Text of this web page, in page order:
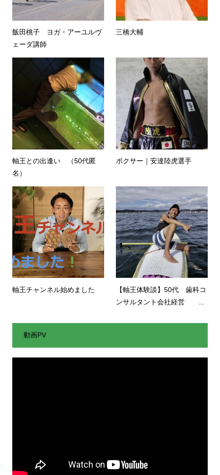
飯田桃子 ヨガ・アーユルヴ
ェーダ講師
三橋大輔
軸王との出逢い （50代匿
名）
ボクサー｜安達陸虎選手
軸王チャンネル始めました
【軸王体験談】50代 歯科コ
ンサルタント会社経営 ...
動画PV